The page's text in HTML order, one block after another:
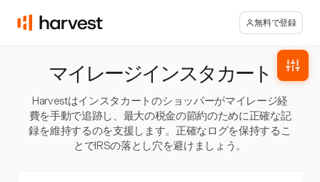
無料で登録
マイレージインスタカート
Harvestはインスタカートのショッパーがマイレージ経
費を手動で追跡し、最大の税金の節約のために正確な記
録を維持するのを支援します。正確なログを保持するこ
とでIRSの落とし穴を避けましょう。